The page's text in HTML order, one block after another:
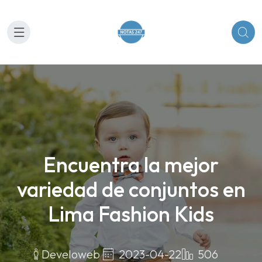
Encuentra la mejor
variedad de conjuntos en
Lima Fashion Kids
Develoweb 2023-04-22 506